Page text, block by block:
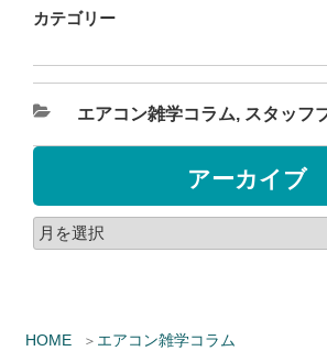
HOME
エアコン雑学コラム
カテゴリー
エアコン雑学コラム, スタッフ
アーカイブ